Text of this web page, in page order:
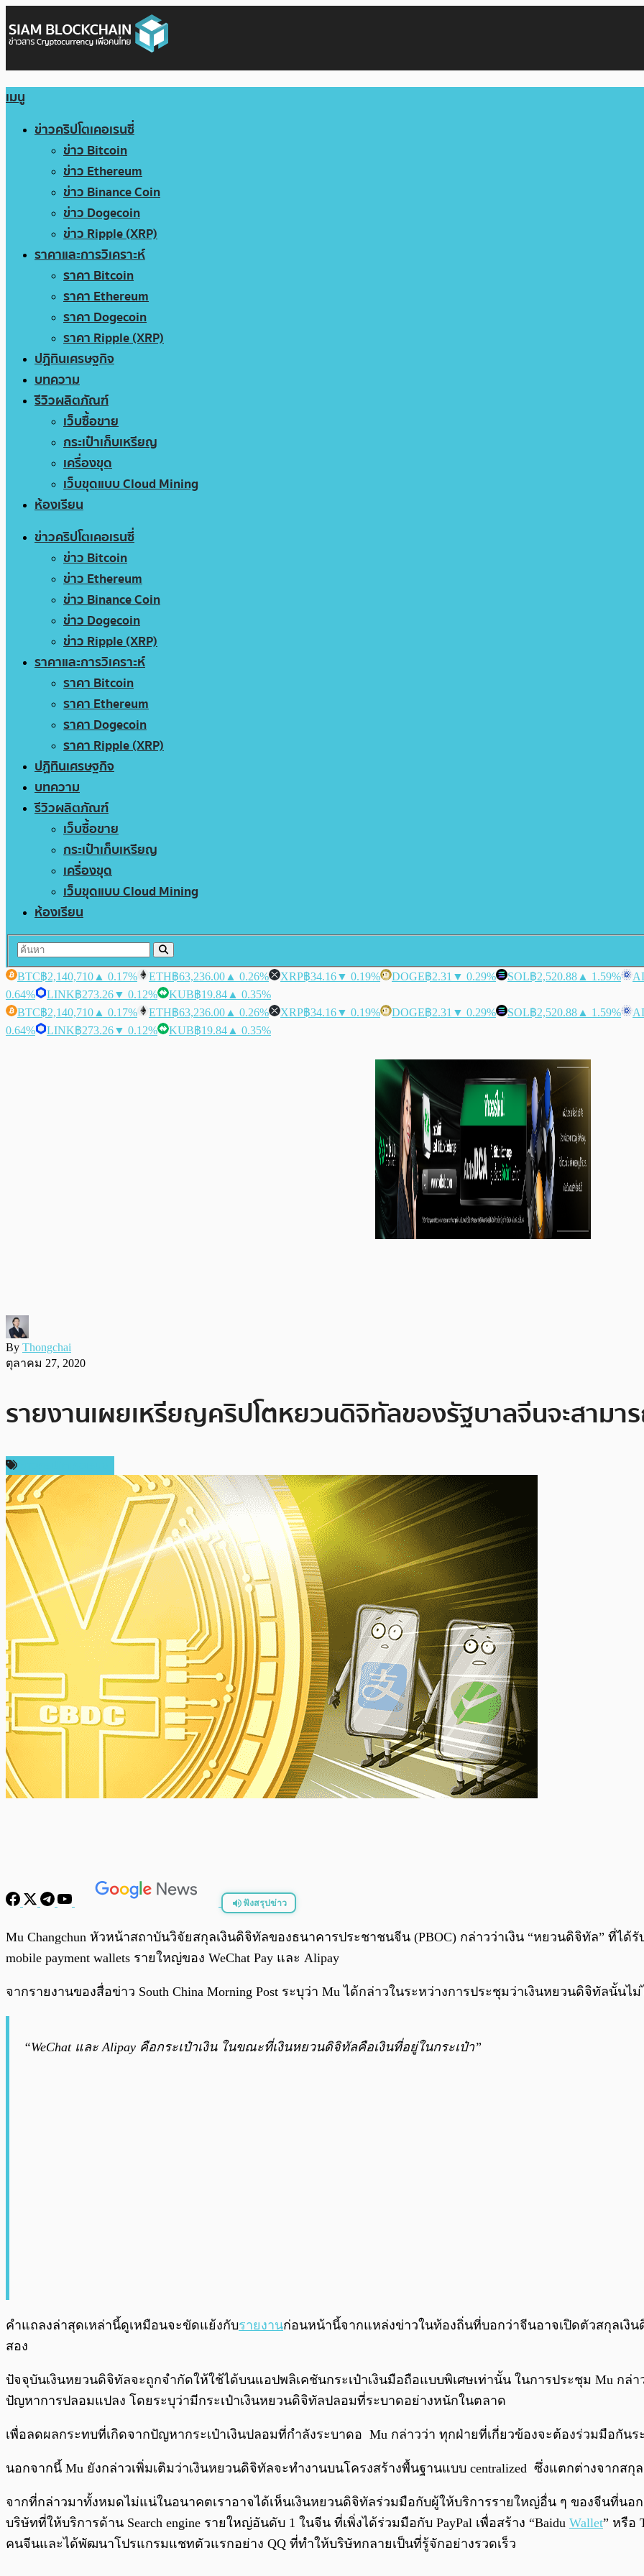
เมนู
ข่าวคริปโตเคอเรนซี่
ข่าว Bitcoin
ข่าว Ethereum
ข่าว Binance Coin
ข่าว Dogecoin
ข่าว Ripple (XRP)
ราคาและการวิเคราะห์
ราคา Bitcoin
ราคา Ethereum
ราคา Dogecoin
ราคา Ripple (XRP)
ปฏิทินเศรษฐกิจ
บทความ
รีวิวผลิตภัณฑ์
เว็บซื้อขาย
กระเป๋าเก็บเหรียญ
เครื่องขุด
เว็บขุดแบบ Cloud Mining
ห้องเรียน
ข่าวคริปโตเคอเรนซี่
ข่าว Bitcoin
ข่าว Ethereum
ข่าว Binance Coin
ข่าว Dogecoin
ข่าว Ripple (XRP)
ราคาและการวิเคราะห์
ราคา Bitcoin
ราคา Ethereum
ราคา Dogecoin
ราคา Ripple (XRP)
ปฏิทินเศรษฐกิจ
บทความ
รีวิวผลิตภัณฑ์
เว็บซื้อขาย
กระเป๋าเก็บเหรียญ
เครื่องขุด
เว็บขุดแบบ Cloud Mining
ห้องเรียน
BTC฿2,140,710 ▲ 0.17% ETH฿63,236.00 ▲ 0.26% XRP฿34.16▼ 0.19% DOGE฿2.31 ▼ 0.29% SOL฿2,520.88 ▲ 1.59%
0.64%
LINK฿273.26▼ 0.12% KUB฿19.84 ▲ 0.35%
BTC฿2,140,710 ▲ 0.17% ETH฿63,236.00 ▲ 0.26% XRP฿34.16▼ 0.19% DOGE฿2.31 ▼ 0.29% SOL฿2,520.88 ▲ 1.59%
0.64%
LINK฿273.26▼ 0.12% KUB฿19.84 ▲ 0.35%
By Thongchai
ตุลาคม 27, 2020
รายงานเผยเหรียญคริปโตหยวนดิจิทัลของรัฐบาลจีนจะสามาร
ฟังสรุปข่าว
พร้อมเล่น
Mu Changchun หัวหน้าสถาบันวิจัยสกุลเงินดิจิทัลของธนาคารประชาชนจีน (PBOC) กล่าวว่าเงิน “หยวนดิจิทัล” ที่ไ
mobile payment wallets รายใหญ่ของ WeChat Pay และ Alipay
จากรายงานของสื่อข่าว South China Morning Post ระบุว่า Mu ได้กล่าวในระหว่างการประชุมว่าเงินหยวนดิจิทัลนั้นไ
“WeChat และ Alipay คือกระเป๋าเงิน ในขณะที่เงินหยวนดิจิทัลคือเงินที่อยู่ในกระเป๋า”
คำแถลงล่าสุดเหล่านี้ดูเหมือนจะขัดแย้งกับรายงานก่อนหน้านี้จากแหล่งข่าวในท้องถิ่นที่บอกว่าจีนอาจเปิดตัวสกุลเงิ
สอง
ปัจจุบันเงินหยวนดิจิทัลจะถูกจำกัดให้ใช้ได้บนแอปพลิเคชันกระเป๋าเงินมือถือแบบพิเศษเท่านั้น ในการประชุม Mu กล่
ปัญหาการปลอมแปลง โดยระบุว่ามีกระเป๋าเงินหยวนดิจิทัลปลอมที่ระบาดอย่างหนักในตลาด
เพื่อลดผลกระทบที่เกิดจากปัญหากระเป๋าเงินปลอมที่กำลังระบาดอ Mu กล่าวว่า ทุกฝ่ายที่เกี่ยวข้องจะต้องร่วมมือกัน
นอกจากนี้ Mu ยังกล่าวเพิ่มเติมว่าเงินหยวนดิจิทัลจะทำงานบนโครงสร้างพื้นฐานแบบ centralized ซึ่งแตกต่างจากสกุ
จากที่กล่าวมาทั้งหมดไม่แน่ในอนาคตเราอาจได้เห็นเงินหยวนดิจิทัลร่วมมือกับผู้ให้บริการรายใหญ่อื่น ๆ ของจีนที่นอก
บริษัทที่ให้บริการด้าน Search engine รายใหญ่อันดับ 1 ในจีน ที่เพิ่งได้ร่วมมือกับ PayPal เพื่อสร้าง “Baidu Wallet” หรือ
คนจีนและได้พัฒนาโปรแกรมแชทตัวแรกอย่าง QQ ที่ทำให้บริษัทกลายเป็นที่รู้จักอย่างรวดเร็ว